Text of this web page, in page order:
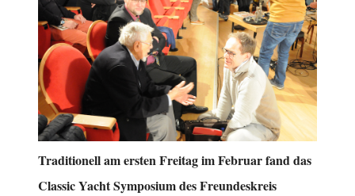
Traditionell am ersten Freitag im Februar fand das
Classic Yacht Symposium des Freundeskreis